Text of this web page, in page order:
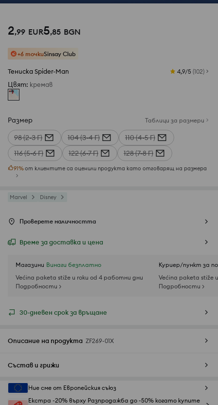
2,99 EUR5,85 BGN
+6 точкиSinsay Club
Тениска Spider-Man 4,9/5 (102)
Цвят: кремав
Размер Таблици за размери
98 (2-3 Г) 104 (3-4 Г)
110 (4-5 Г)
116 (5-6 Г)
122 (6-7 Г) 128 (7-8 Г)
91%от клиентите са оценили продукта като отговарящ на размера
Marvel Disney
Проверете наличността
Време за доставка и цена
Магазини Винаги безплатно
Većina paketa stiže u roku od 4 работни дни
Подробности >
Куриер/пункт за
Većina paketa stiže
Подробности >
30-дневен срок за връщане
Описание на продукта ZF269-01X
Състав и грижи
Ние сме от Европейския съюз
Екстра -20% върху Разпродажба до -50% когато купите